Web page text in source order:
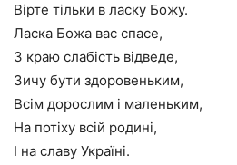
Вірте тільки в ласку Божу.
Ласка Божа вас спасе,
З краю слабість відведе,
Зичу бути здоровеньким,
Всім дорослим і маленьким,
На потіху всій родині,
І на славу Україні.